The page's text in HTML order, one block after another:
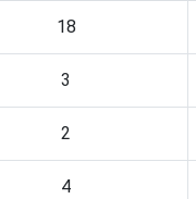
18
3
2
4